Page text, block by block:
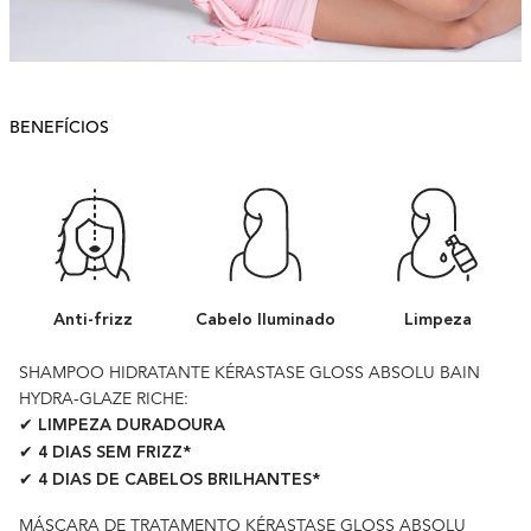
BENEFÍCIOS
Anti-frizz Cabelo Iluminado Limpeza
SHAMPOO HIDRATANTE KÉRASTASE GLOSS ABSOLU BAIN
HYDRA-GLAZE RICHE:
✔ LIMPEZA DURADOURA
✔ 4 DIAS SEM FRIZZ*
✔ 4 DIAS DE CABELOS BRILHANTES*
MÁSCARA DE TRATAMENTO KÉRASTASE GLOSS ABSOLU